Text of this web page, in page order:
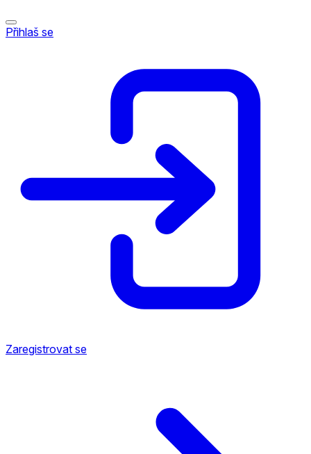
Přihlaš se
Zaregistrovat se